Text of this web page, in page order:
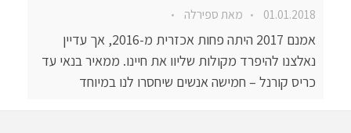
01.01.2018 מאתספירלה
אמנם 2017 היתה פחות אכזרית מ-2016, אך עדיין
נאלצנו להיפרד מקולות שליוו את חיינו. ממאיר בנאי עד
כריס קורנל – חמישה אנשים שיחסרו לנו במיוחד